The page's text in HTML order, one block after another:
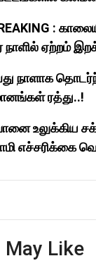
:
நாளில் ஏற்றம்
நாளாக
ரத்து..!
உலுக்கிய
எச்சரிக்கை
May Like